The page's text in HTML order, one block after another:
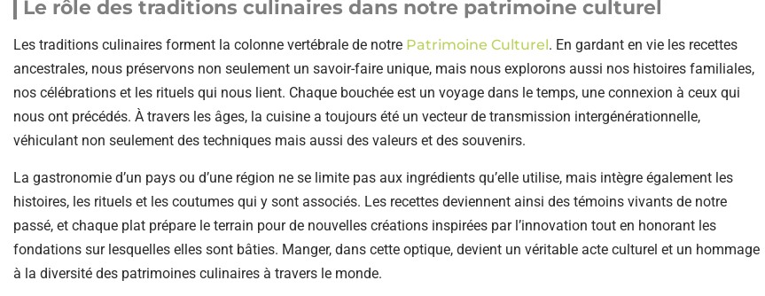
Le rôle des traditions culinaires dans notre patrimoine culturel
Les traditions culinaires forment la colonne vertébrale de notre Patrimoine Culturel. En gardant en vie les recettes
ancestrales, nous préservons non seulement un savoir-faire unique, mais nous explorons aussi nos histoires familiales,
nos célébrations et les rituels qui nous lient. Chaque bouchée est un voyage dans le temps, une connexion à ceux qui
nous ont précédés. À travers les âges, la cuisine a toujours été un vecteur de transmission intergénérationnelle,
véhiculant non seulement des techniques mais aussi des valeurs et des souvenirs.
La gastronomie d’un pays ou d’une région ne se limite pas aux ingrédients qu’elle utilise, mais intègre également les
histoires, les rituels et les coutumes qui y sont associés. Les recettes deviennent ainsi des témoins vivants de notre
passé, et chaque plat prépare le terrain pour de nouvelles créations inspirées par l’innovation tout en honorant les
fondations sur lesquelles elles sont bâties. Manger, dans cette optique, devient un véritable acte culturel et un hommage
à la diversité des patrimoines culinaires à travers le monde.